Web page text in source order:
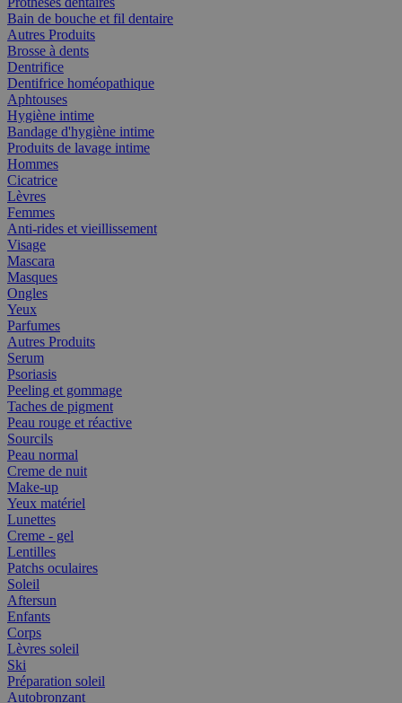
Bain de bouche et fil dentaire
Autres Produits
Brosse à dents
Dentrifice
Dentifrice homéopathique
Aphtouses
Hygiène intime
Bandage d'hygiène intime
Produits de lavage intime
Hommes
Cicatrice
Lèvres
Femmes
Anti-rides et vieillissement
Visage
Mascara
Masques
Ongles
Yeux
Parfumes
Autres Produits
Serum
Psoriasis
Peeling et gommage
Taches de pigment
Peau rouge et réactive
Sourcils
Peau normal
Creme de nuit
Make-up
Yeux matériel
Lunettes
Creme - gel
Lentilles
Patchs oculaires
Soleil
Aftersun
Enfants
Corps
Lèvres soleil
Ski
Préparation soleil
Autobronzant